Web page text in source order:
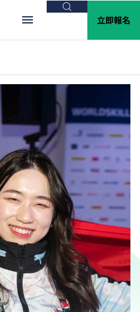
搜尋
立即報名